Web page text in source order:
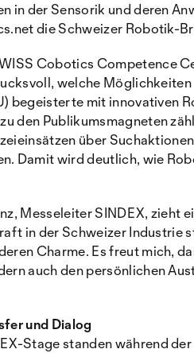
in der Sensorik und deren
die Schweizer Robotik-
Cobotics Competence
welche
begeisterte mit innovativen
den Publikumsmagneten
über
Damit wird deutlich, wie
Messeleiter SINDEX, zieht
in der Schweizer Industrie
Charme. Es freut mich,
auch den persönlichen
und Dialog
Stage standen während